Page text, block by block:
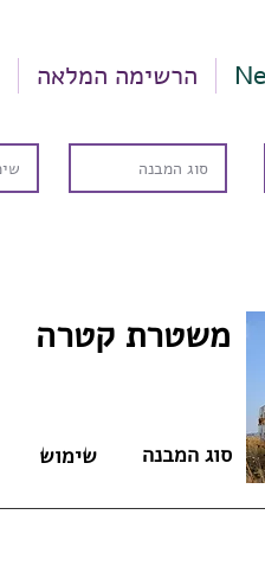
הרשימה המלאה
משטרת קטרה
שימוש סוג המבנה